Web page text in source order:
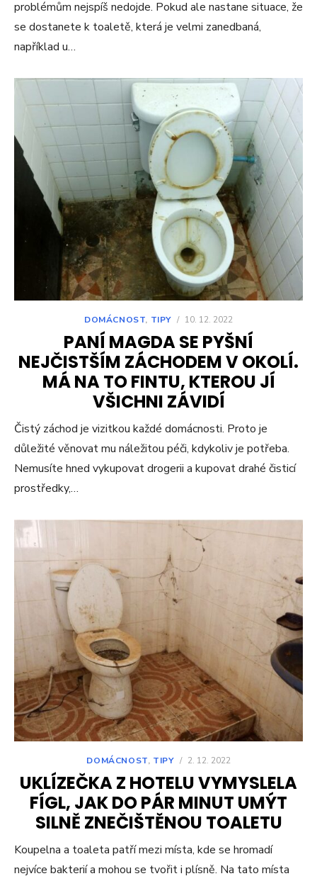
problémům nejspíš nedojde. Pokud ale nastane situace, že
se dostanete k toaletě, která je velmi zanedbaná,
například u…
DOMÁCNOST, TIPY / 10. 12. 2022
PANÍ MAGDA SE PYŠNÍ
NEJČISTŠÍM ZÁCHODEM V OKOLÍ.
MÁ NA TO FINTU, KTEROU JÍ
VŠICHNI ZÁVIDÍ
Čistý záchod je vizitkou každé domácnosti. Proto je
důležité věnovat mu náležitou péči, kdykoliv je potřeba.
Nemusíte hned vykupovat drogerii a kupovat drahé čisticí
prostředky,…
DOMÁCNOST, TIPY / 2. 12. 2022
UKLÍZEČKA Z HOTELU VYMYSLELA
FÍGL, JAK DO PÁR MINUT UMÝT
SILNĚ ZNEČIŠTĚNOU TOALETU
Koupelna a toaleta patří mezi místa, kde se hromadí
nejvíce bakterií a mohou se tvořit i plísně. Na tato místa